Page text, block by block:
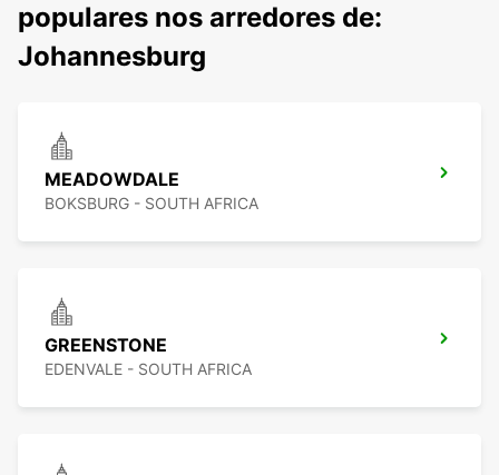
populares nos arredores de:
Johannesburg
MEADOWDALE
BOKSBURG - SOUTH AFRICA
GREENSTONE
EDENVALE - SOUTH AFRICA